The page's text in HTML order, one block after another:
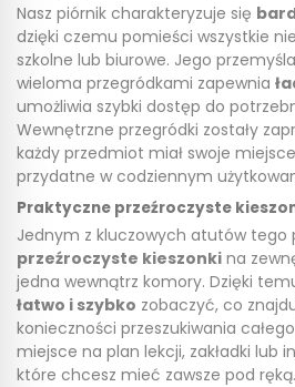
Nasz piórnik charakteryzuje się
dzięki czemu pomieści wszystkie
szkolne lub biurowe. Jego
wieloma przegródkami zapewnia
umożliwia szybki dostęp do
Wewnętrzne przegródki zostały
każdy przedmiot miał swoje
przydatne w codziennym
Praktyczne przeźroczyste
Jednym z kluczowych atutów tego
przeźroczyste kieszonki na
jedna wewnątrz komory. Dzięki
łatwo i szybko zobaczyć, co
konieczności przeszukiwania
miejsce na plan lekcji, zakładki lub
które chcesz mieć zawsze pod ręką.